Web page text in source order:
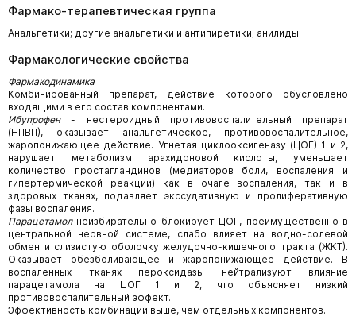
Фармако-терапевтическая группа
Анальгетики; другие анальгетики и антипиретики; анилиды
Фармакологические свойства
Фармакодинамика
Комбинированный препарат, действие которого обусловлено
входящими в его состав компонентами.
Ибупрофен- нестероидный противовоспалительный препарат
(НПВП), оказывает анальгетическое, противовоспалительное,
жаропонижающее действие. Угнетая циклооксигеназу (ЦОГ) 1 и 2,
нарушает метаболизм арахидоновой кислоты, уменьшает
количество простагландинов (медиаторов боли, воспаления и
гипертермической реакции) как в очаге воспаления, так и в
здоровых тканях, подавляет экссудативную и пролиферативную
фазы воспаления.
Парацетамолнеизбирательно блокирует ЦОГ, преимущественно в
центральной нервной системе, слабо влияет на водно-солевой
обмен и слизистую оболочку желудочно-кишечного тракта (ЖКТ).
Оказывает обезболивающее и жаропонижающее действие. В
воспаленных тканях пероксидазы нейтрализуют влияние
парацетамола на ЦОГ 1 и 2, что объясняет низкий
противовоспалительный эффект.
Эффективность комбинации выше, чем отдельных компонентов.